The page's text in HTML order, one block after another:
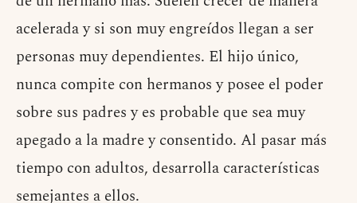
acelerada y si son muy engreídos llegan a ser
personas muy dependientes. El hijo único,
nunca compite con hermanos y posee el poder
sobre sus padres y es probable que sea muy
apegado a la madre y consentido. Al pasar más
tiempo con adultos, desarrolla características
semejantes a ellos.